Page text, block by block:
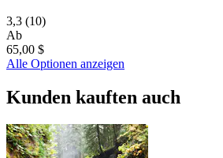
3,3 (10)
Ab
65,00 $
Alle Optionen anzeigen
Kunden kauften auch